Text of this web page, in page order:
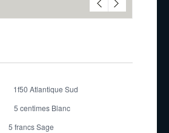
1f50 Atlantique Sud
5 centimes Blanc
5 francs Sage